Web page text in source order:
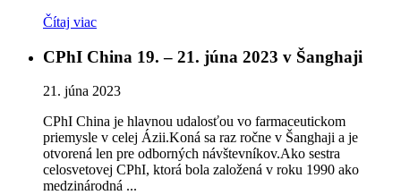
Čítaj viac
CPhI China 19. – 21. júna 2023 v Šanghaji
21. júna 2023
CPhI China je hlavnou udalosťou vo farmaceutickom
priemysle v celej Ázii.Koná sa raz ročne v Šanghaji a je
otvorená len pre odborných návštevníkov.Ako sestra
celosvetovej CPhI, ktorá bola založená v roku 1990 ako
medzinárodná ...